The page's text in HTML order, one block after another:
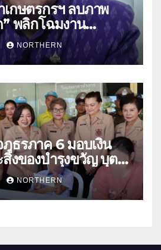
กษตรกรฯ ลบภาพ
พลิกโฉมงาน
เมืองสองแคว 69” มุ่ง
รกร ดึงนวัตกรรม-จับ
เกษตรสู่สากล (คลิป)
NORTHERN
ธรภาค 6 มอบเงิน
สิ่งของบำรุงขวัญ บุตร-
NORTHERN